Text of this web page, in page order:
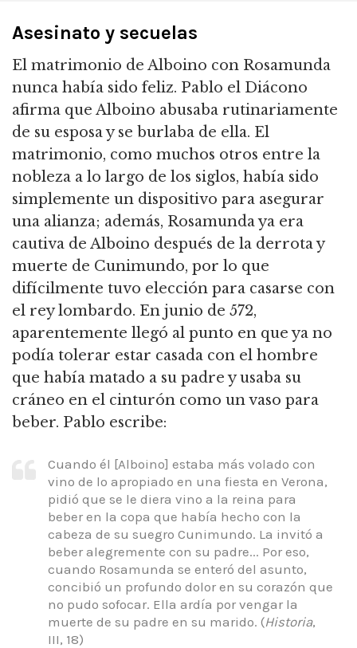
Asesinato y secuelas
El matrimonio de Alboino con Rosamunda
nunca había sido feliz. Pablo el Diácono
afirma que Alboino abusaba rutinariamente
de su esposa y se burlaba de ella. El
matrimonio, como muchos otros entre la
nobleza a lo largo de los siglos, había sido
simplemente un dispositivo para asegurar
una alianza; además, Rosamunda ya era
cautiva de Alboino después de la derrota y
muerte de Cunimundo, por lo que
difícilmente tuvo elección para casarse con
el rey lombardo. En junio de 572,
aparentemente llegó al punto en que ya no
podía tolerar estar casada con el hombre
que había matado a su padre y usaba su
cráneo en el cinturón como un vaso para
beber. Pablo escribe:
Cuando él [Alboino] estaba más volado con
vino de lo apropiado en una fiesta en Verona,
pidió que se le diera vino a la reina para
beber en la copa que había hecho con la
cabeza de su suegro Cunimundo. La invitó a
beber alegremente con su padre... Por eso,
cuando Rosamunda se enteró del asunto,
concibió un profundo dolor en su corazón que
no pudo sofocar. Ella ardía por vengar la
muerte de su padre en su marido. (Historia,
III, 18)